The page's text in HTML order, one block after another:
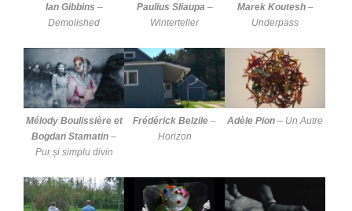
Ian Gibbins –
Demolished
Paulius Sliaupa–
Winterteller
Marek Koutesh–
Underpass
Mélody Boulissière et
Bogdan Stamatin –
Pur și simplu divin
Frédérick Belzile –
Horizon
Adèle Pion – Un Autre